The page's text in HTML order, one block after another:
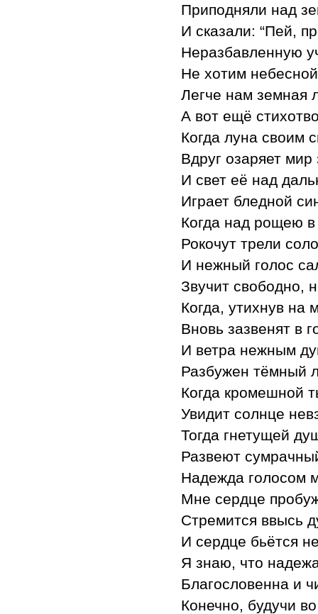
Приподняли над
И сказали: “Пей,
Неразбавленную
Не хотим
Легче нам земная
А вот ещё
Когда луна своим
Вдруг озаряет мир
И свет её над
Играет бледной
Когда над рощею в
Рокочут трели
И нежный голос
Звучит свободно,
Когда, утихнув на
Вновь зазвенят в
И ветра нежным
Разбужен тёмный
Когда кромешной
Увидит солнце
Тогда гнетущей
Развеют
Надежда голосом
Мне сердце
Стремится ввысь
И сердце бьётся
Я знаю, что
Благословенна и
Конечно, будучи